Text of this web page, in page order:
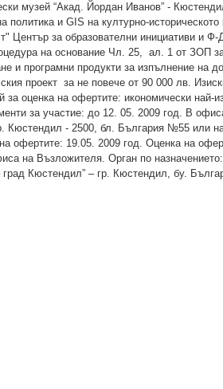
музей “Акад. Йордан Иванов” -
политика и GIS на културно-
Център за образователни инициативи и
на основание Чл. 25, ал. 1 от ЗОП
и програмни продукти за изпълнение на
проект за не повече от 90 000 лв.
за оценка на офертите: икономически най-
за участие: до 12. 05. 2009 год. В
Кюстендил - 2500, бл. България №55 или
офертите: 19.05. 2009 год. Оценка на
на Възложителя. Орган по назначението:
град Кюстендил” – гр. Кюстендил, бу.